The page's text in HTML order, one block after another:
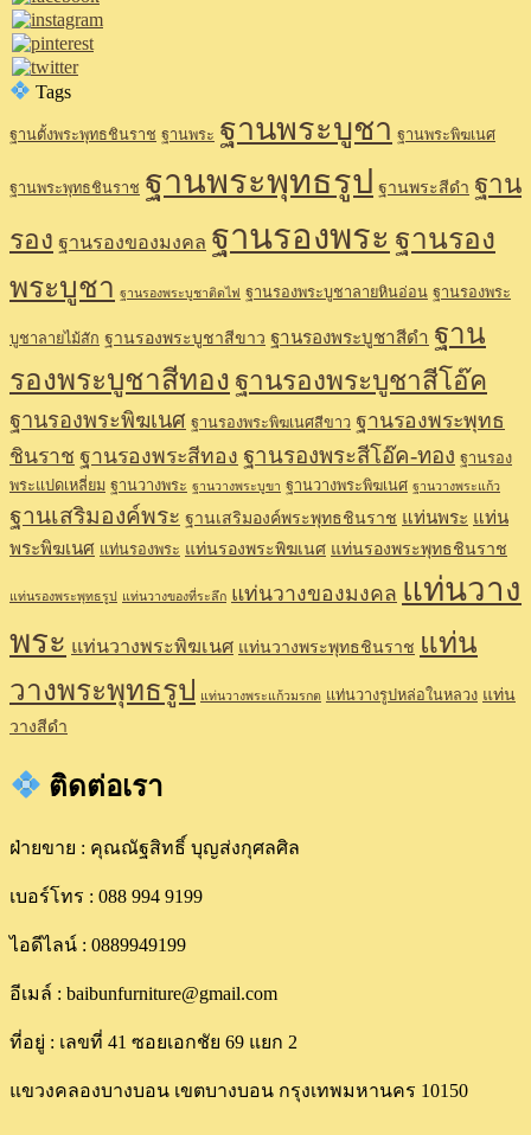
Tags
ฐานตั้งพระพุทธชินราช ฐานพระ ฐานพระบูชา ฐานพระพิฆเนศ
ฐานพระพุทธชินราช ฐานพระพุทธรูป ฐานพระสีดำ ฐาน
รอง ฐานรองของมงคล ฐานรองพระ ฐานรอง
พระบูชา ฐานรองพระบูชาติดไฟ ฐานรองพระบูชาลายหินอ่อน ฐานรองพระ
บูชาลายไม้สัก ฐานรองพระบูชาสีขาว ฐานรองพระบูชาสีดำ ฐาน
รองพระบูชาสีทอง ฐานรองพระบูชาสีโอ๊ค
ฐานรองพระพิฆเนศ ฐานรองพระพิฆเนศสีขาว ฐานรองพระพุทธ
ชินราช ฐานรองพระสีทอง ฐานรองพระสีโอ๊ค-ทอง ฐานรอง
พระแปดเหลี่ยม ฐานวางพระ ฐานวางพระบูขา ฐานวางพระพิฆเนศ ฐานวางพระแก้ว
ฐานเสริมองค์พระ ฐานเสริมองค์พระพุทธชินราช แท่นพระ แท่น
พระพิฆเนศ แท่นรองพระ แท่นรองพระพิฆเนศ แท่นรองพระพุทธชินราช
แท่นรองพระพุทธรูป แท่นวางของที่ระลึก แท่นวางของมงคล แท่นวาง
พระ แท่นวางพระพิฆเนศ แท่นวางพระพุทธชินราช แท่น
วางพระพุทธรูป แท่นวางพระแก้วมรกต แท่นวางรูปหล่อในหลวง แท่น
วางสีดำ
ติดต่อเรา
ฝ่ายขาย : คุณณัฐสิทธิ์ บุญส่งกุศลศิล
เบอร์โทร : 088 994 9199
ไอดีไลน์ : 0889949199
อีเมล์ : baibunfurniture@gmail.com
ที่อยู่ : เลขที่ 41 ซอยเอกชัย 69 แยก 2
แขวงคลองบางบอน เขตบางบอน กรุงเทพมหานคร 10150